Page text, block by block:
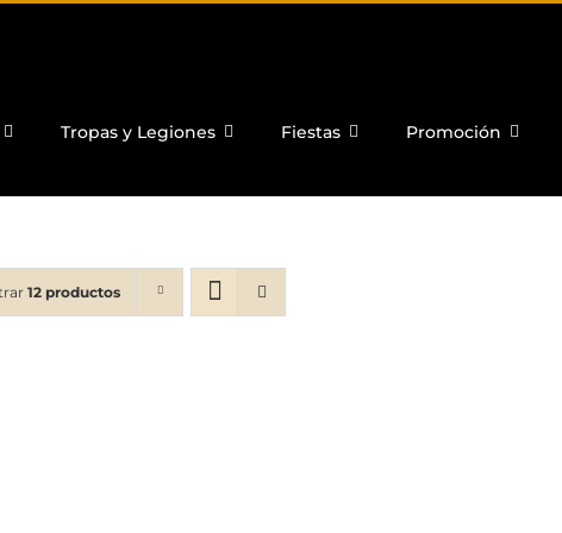
Tropas y Legiones Fiestas Promoción
12 productos